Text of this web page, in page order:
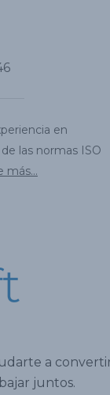
en
las normas ISO
más...
a
juntos.